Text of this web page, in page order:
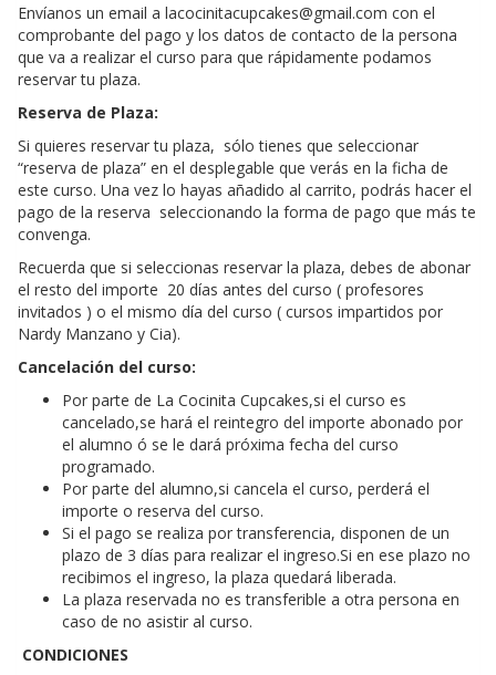
Envíanos un email a lacocinitacupcakes@gmail.com con el
comprobante del pago y los datos de contacto de la persona
que va a realizar el curso para que rápidamente podamos
reservar tu plaza.
Reserva de Plaza:
Si quieres reservar tu plaza, sólo tienes que seleccionar
“reserva de plaza” en el desplegable que verás en la ficha de
este curso. Una vez lo hayas añadido al carrito, podrás hacer el
pago de la reserva seleccionando la forma de pago que más te
convenga.
Recuerda que si seleccionas reservar la plaza, debes de abonar
el resto del importe 20 días antes del curso ( profesores
invitados ) o el mismo día del curso ( cursos impartidos por
Nardy Manzano y Cia).
Cancelación del curso:
Por parte de La Cocinita Cupcakes,si el curso es
cancelado,se hará el reintegro del importe abonado por
el alumno ó se le dará próxima fecha del curso
programado.
Por parte del alumno,si cancela el curso, perderá el
importe o reserva del curso.
Si el pago se realiza por transferencia, disponen de un
plazo de 3 días para realizar el ingreso.Si en ese plazo no
recibimos el ingreso, la plaza quedará liberada.
La plaza reservada no es transferible a otra persona en
caso de no asistir al curso.
CONDICIONES